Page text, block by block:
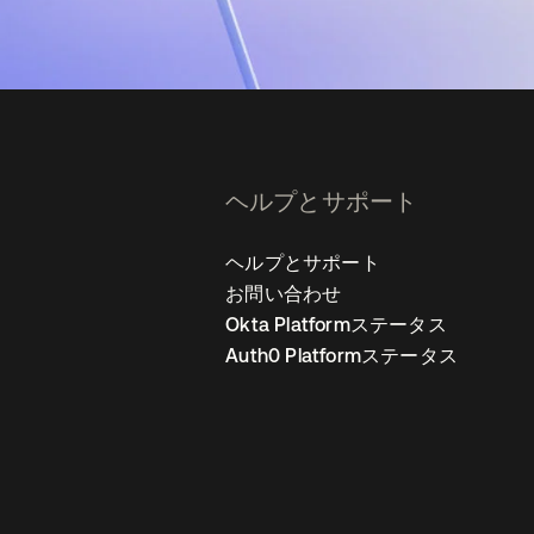
ヘルプとサポート
ヘルプとサポート
お問い合わせ
Okta Platformステータス
Auth0 Platformステータス